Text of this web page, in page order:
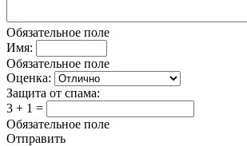
Обязательное поле
Имя:
Обязательное поле
Оценка:
Защита от спама:
3 + 1 =
Обязательное поле
Отправить